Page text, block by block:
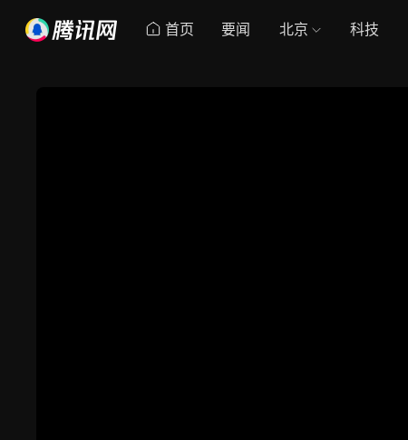
首页 要闻 北京 科技